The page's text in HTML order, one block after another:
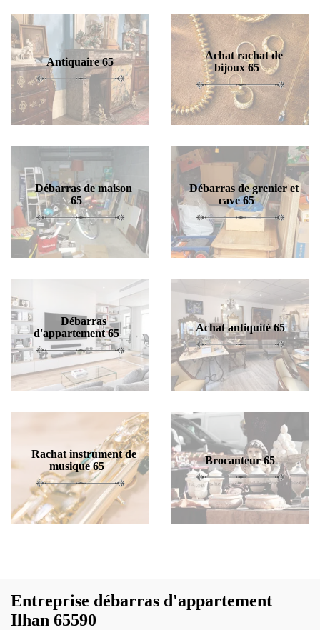
Antiquaire 65
Achat rachat de
bijoux 65
Débarras de maison
65
Débarras de grenier et
cave 65
Débarras
d'appartement 65
Achat antiquité 65
Rachat instrument de
musique 65
Brocanteur 65
Entreprise débarras d'appartement
Ilhan 65590